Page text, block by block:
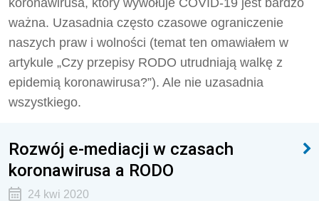
koronawirusa, który wywołuje COVID-19 jest bardzo
ważna. Uzasadnia często czasowe ograniczenie
naszych praw i wolności (temat ten omawiałem w
artykule „Czy przepisy RODO utrudniają walkę z
epidemią koronawirusa?”). Ale nie uzasadnia
wszystkiego.
Rozwój e-mediacji w czasach
koronawirusa a RODO
24 kwi 2020